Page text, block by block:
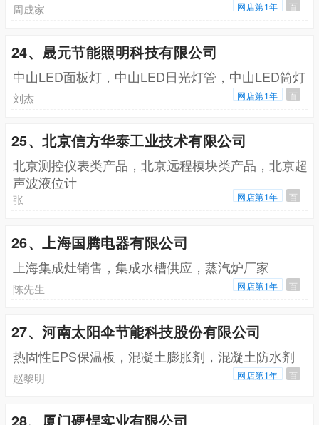
周成家 网店第1年 百
24、晟元节能照明科技有限公司
中山LED面板灯，中山LED日光灯管，中山LED筒灯
刘杰 网店第1年 百
25、北京信方华泰工业技术有限公司
北京测控仪表类产品，北京远程模块类产品，北京超
声波液位计
张 网店第1年 百
26、上海国腾电器有限公司
上海集成灶销售，集成水槽供应，蒸汽炉厂家
陈先生 网店第1年 百
27、河南太阳伞节能科技股份有限公司
热固性EPS保温板，混凝土膨胀剂，混凝土防水剂
赵黎明 网店第1年 百
28、厦门硬悍实业有限公司